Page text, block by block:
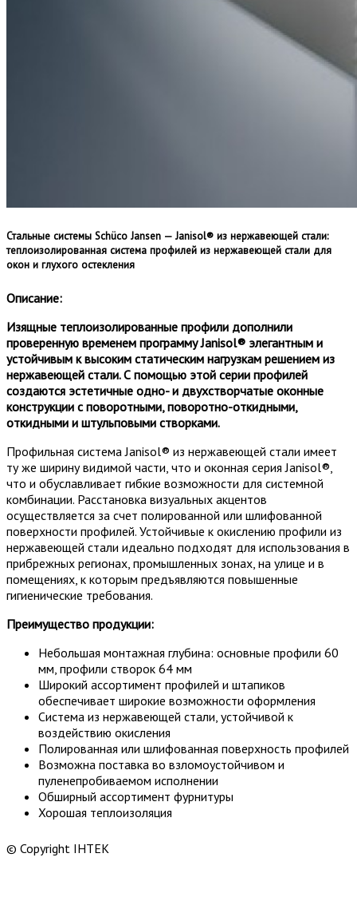
Стальные системы Schüco Jansen — Janisol® из нержавеющей стали:
теплоизолированная система профилей из нержавеющей стали для
окон и глухого остекления
Описание:
Изящные теплоизолированные профили дополнили
проверенную временем программу Janisol® элегантным и
устойчивым к высоким статическим нагрузкам решением из
нержавеющей стали. С помощью этой серии профилей
создаются эстетичные одно- и двухстворчатые оконные
конструкции с поворотными, поворотно-откидными,
откидными и штульповыми створками.
Профильная система Janisol® из нержавеющей стали имеет
ту же ширину видимой части, что и оконная серия Janisol®,
что и обуславливает гибкие возможности для системной
комбинации. Расстановка визуальных акцентов
осуществляется за счет полированной или шлифованной
поверхности профилей. Устойчивые к окислению профили из
нержавеющей стали идеально подходят для использования в
прибрежных регионах, промышленных зонах, на улице и в
помещениях, к которым предъявляются повышенные
гигиенические требования.
Преимущество продукции:
Небольшая монтажная глубина: основные профили 60
мм, профили створок 64 мм
Широкий ассортимент профилей и штапиков
обеспечивает широкие возможности оформления
Система из нержавеющей стали, устойчивой к
воздействию окисления
Полированная или шлифованная поверхность профилей
Возможна поставка во взломоустойчивом и
пуленепробиваемом исполнении
Обширный ассортимент фурнитуры
Хорошая теплоизоляция
© Copyright ІНТЕК